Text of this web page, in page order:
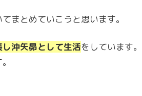
まとめていこうと思います。
沖矢昴として生活をしています。